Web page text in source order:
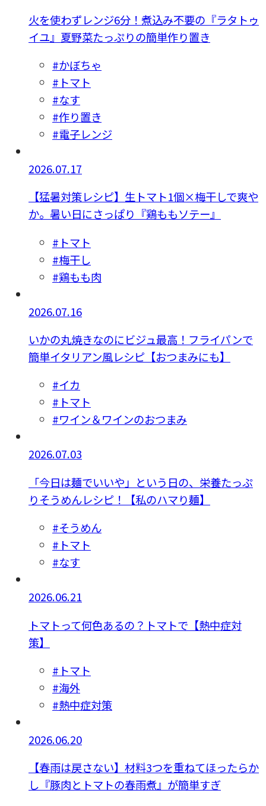
火を使わずレンジ6分！煮込み不要の『ラタトゥ
イユ』夏野菜たっぷりの簡単作り置き
#かぼちゃ
#トマト
#なす
#作り置き
#電子レンジ
2026.07.17
【猛暑対策レシピ】生トマト1個×梅干しで爽や
か。暑い日にさっぱり『鶏ももソテー』
#トマト
#梅干し
#鶏もも肉
2026.07.16
いかの丸焼きなのにビジュ最高！フライパンで
簡単イタリアン風レシピ【おつまみにも】
#イカ
#トマト
#ワイン＆ワインのおつまみ
2026.07.03
「今日は麺でいいや」という日の、栄養たっぷ
りそうめんレシピ！【私のハマり麺】
#そうめん
#トマト
#なす
2026.06.21
トマトって何色あるの？トマトで【熱中症対
策】
#トマト
#海外
#熱中症対策
2026.06.20
【春雨は戻さない】材料3つを重ねてほったらか
し『豚肉とトマトの春雨煮』が簡単すぎ